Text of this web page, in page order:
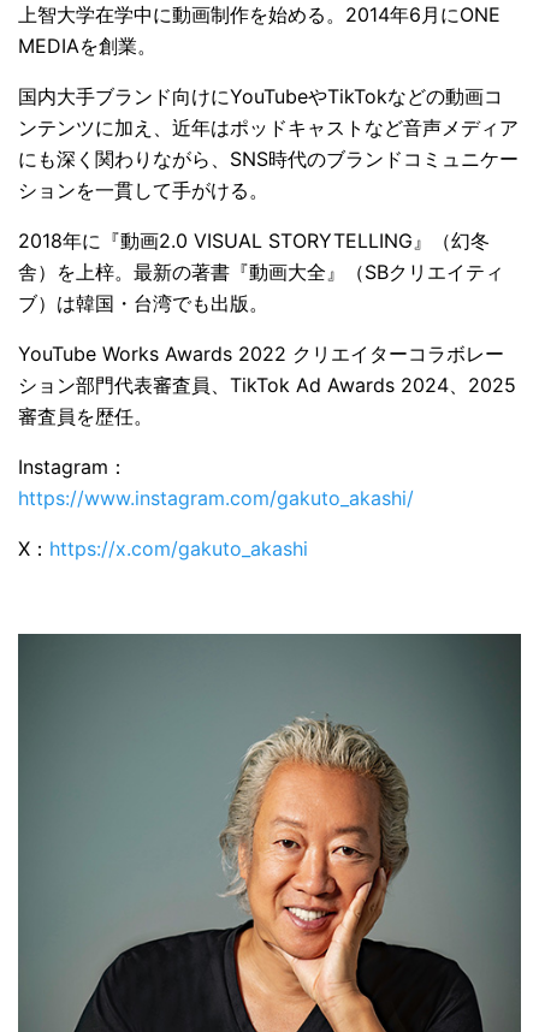
上智大学在学中に動画制作を始める。2014年6月にONE
MEDIAを創業。
国内大手ブランド向けにYouTubeやTikTokなどの動画コ
ンテンツに加え、近年はポッドキャストなど音声メディア
にも深く関わりながら、SNS時代のブランドコミュニケー
ションを一貫して手がける。
2018年に『動画2.0 VISUAL STORYTELLING』（幻冬
舎）を上梓。最新の著書『動画大全』（SBクリエイティ
ブ）は韓国・台湾でも出版。
YouTube Works Awards 2022 クリエイターコラボレー
ション部門代表審査員、TikTok Ad Awards 2024、2025
審査員を歴任。
Instagram：
https://www.instagram.com/gakuto_akashi/
X： https://x.com/gakuto_akashi